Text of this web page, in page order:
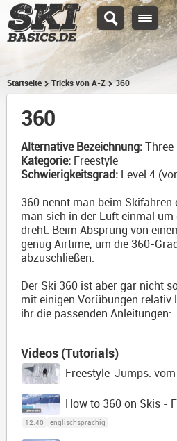
Startseite Tricks von A-Z 360
360
Alternative Bezeichnung: Three
Kategorie: Freestyle
Schwierigkeitsgrad: Level 4
360 nennt man beim Skifahren
man sich in der Luft einmal um
dreht. Beim Absprung von
genug Airtime, um die 360-
abzuschließen.
Der Ski 360 ist aber gar nicht
mit einigen Vorübungen relativ
ihr die passenden Anleitungen:
Videos (Tutorials)
Freestyle-Jumps:
How to 360 on Skis -
12:40 englischsprachig